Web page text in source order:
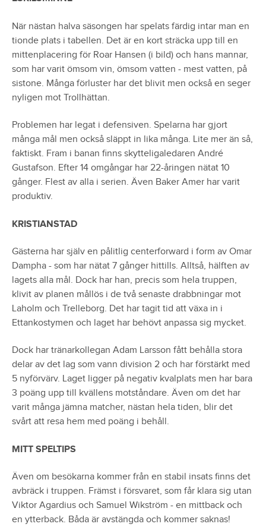
När nästan halva säsongen har spelats färdig intar man en
tionde plats i tabellen. Det är en kort sträcka upp till en
mittenplacering för Roar Hansen (i bild) och hans mannar,
som har varit ömsom vin, ömsom vatten - mest vatten, på
sistone. Många förluster har det blivit men också en seger
nyligen mot Trollhättan.
Problemen har legat i defensiven. Spelarna har gjort
många mål men också släppt in lika många. Lite mer än så,
faktiskt. Fram i banan finns skytteligaledaren André
Gustafson. Efter 14 omgångar har 22-åringen nätat 10
gånger. Flest av alla i serien. Även Baker Amer har varit
produktiv.
KRISTIANSTAD
Gästerna har själv en pålitlig centerforward i form av Omar
Dampha - som har nätat 7 gånger hittills. Alltså, hälften av
lagets alla mål. Dock har han, precis som hela truppen,
klivit av planen mållös i de två senaste drabbningar mot
Laholm och Trelleborg. Det har tagit tid att växa in i
Ettankostymen och laget har behövt anpassa sig mycket.
Dock har tränarkollegan Adam Larsson fått behålla stora
delar av det lag som vann division 2 och har förstärkt med
5 nyförvärv. Laget ligger på negativ kvalplats men har bara
3 poäng upp till kvällens motståndare. Även om det har
varit många jämna matcher, nästan hela tiden, blir det
svårt att resa hem med poäng i behåll.
MITT SPELTIPS
Även om besökarna kommer från en stabil insats finns det
avbräck i truppen. Främst i försvaret, som får klara sig utan
Viktor Agardius och Samuel Wikström - en mittback och
en ytterback. Båda är avstängda och kommer saknas!